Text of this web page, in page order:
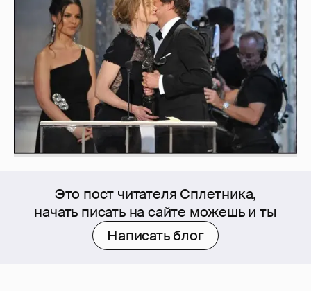
Это пост читателя Сплетника,
начать писать на сайте можешь и ты
Написать блог